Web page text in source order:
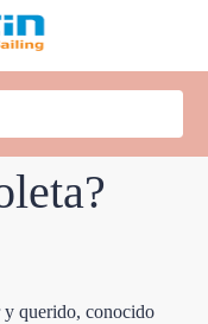
y querido, conocido